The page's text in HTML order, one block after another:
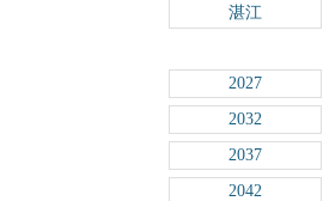
湛江
2027
2032
2037
2042